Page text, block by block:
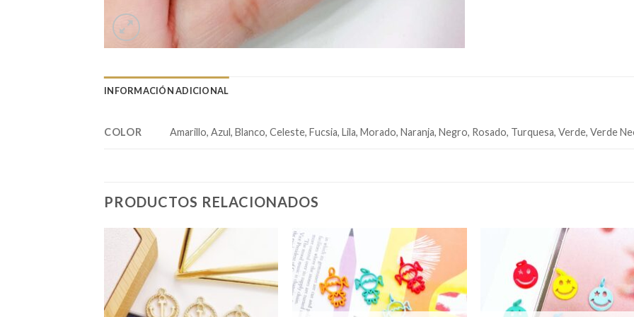
INFORMACIÓN ADICIONAL
COLOR Amarillo, Azul, Blanco, Celeste, Fucsia, Lila, Morado, Naranja, Negro, Rosado, Turquesa, Verde, Verde
PRODUCTOS RELACIONADOS